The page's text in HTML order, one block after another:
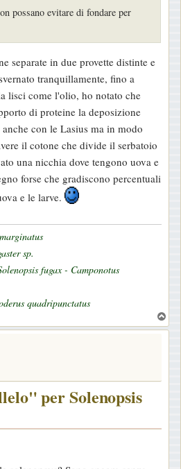
possano evitare di fondare per
separate in due provette distinte e
tranquillamente, fino a
lisci come l'olio, ho notato che
di proteine la deposizione
con le Lasius ma in modo
il cotone che divide il serbatoio
una nicchia dove tengono uova e
forse che gradiscono percentuali
e le larve.
sp.
fugax - Camponotus
quadripunctatus
o
per Solenopsis